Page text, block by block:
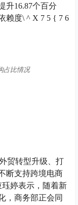
升16.87个百分
赖度\ ^ X 7 5 { 7 6
占比情况
贸转型升级、打
断支持跨境电商
婷表示，随着新
，商务部正会同